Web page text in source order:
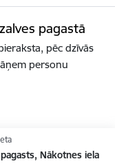
pagastā
pēc dzīvās
personu
Nākotnes iela